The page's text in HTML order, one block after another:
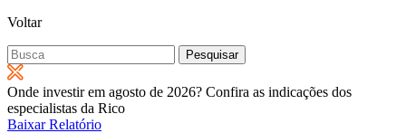
Voltar
Pesquisar
por:
Onde investir em agosto de 2026? Confira as indicações dos
especialistas da Rico
Baixar Relatório